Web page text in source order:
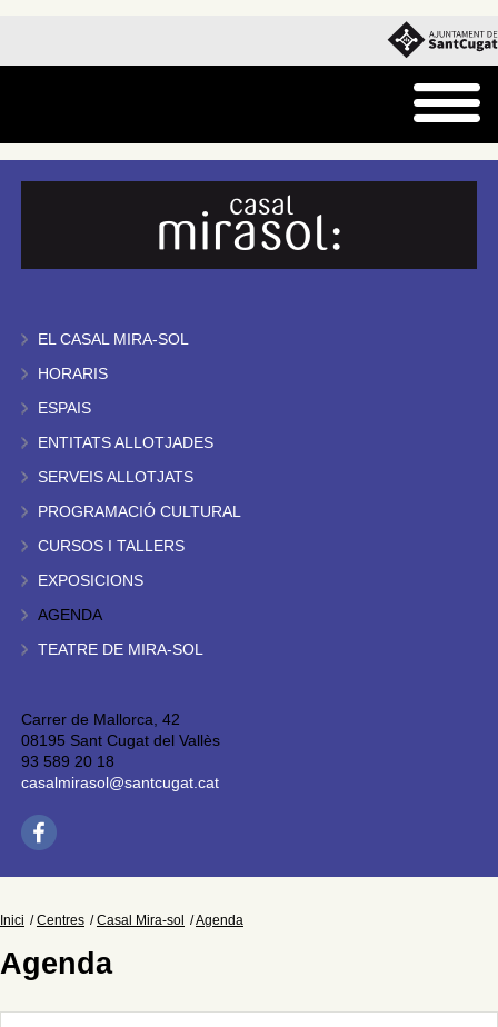
EL CASAL MIRA-SOL
HORARIS
ESPAIS
ENTITATS ALLOTJADES
SERVEIS ALLOTJATS
PROGRAMACIÓ CULTURAL
CURSOS I TALLERS
EXPOSICIONS
AGENDA
TEATRE DE MIRA-SOL
Carrer de Mallorca, 42
08195 Sant Cugat del Vallès
93 589 20 18
casalmirasol@santcugat.cat
Inici Centres Casal Mira-sol Agenda
Agenda